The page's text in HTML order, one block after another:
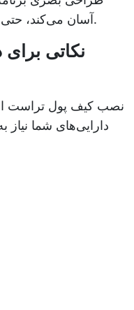
آسان می‌کند، حتی اگر تازه شروع به کار کرده باشید.
نکاتی
نصب کیف پول تراست
دارایی‌های شما نیاز